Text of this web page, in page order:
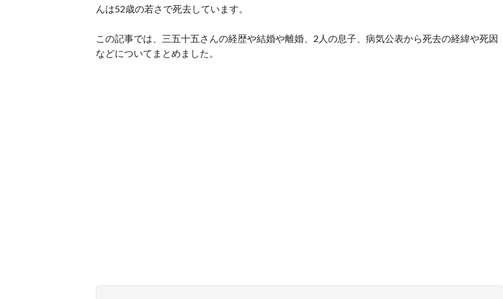
んは52歳の若さで死去しています。
この記事では、三五十五さんの経歴や結婚や離婚、2人の息子、病気公表から死去の経緯や死因
などについてまとめました。